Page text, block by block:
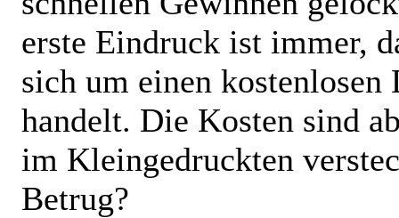
erste Eindruck ist immer,
sich um einen kostenlosen
handelt. Die Kosten sind
im Kleingedruckten
Betrug?